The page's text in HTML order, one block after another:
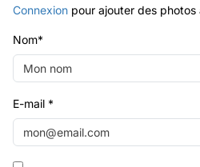
Connexion pour ajouter des photos
Nom*
E-mail *